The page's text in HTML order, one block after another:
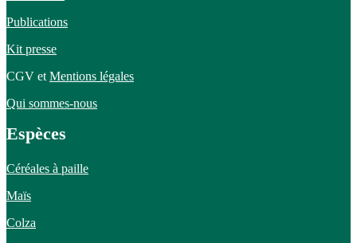
Publications
Kit presse
CGV et Mentions légales
Qui sommes-nous
Espèces
Céréales à paille
Maïs
Colza